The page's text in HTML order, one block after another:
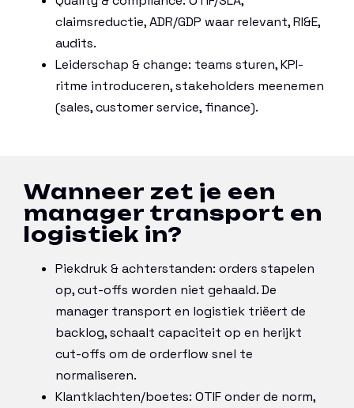
claimsreductie, ADR/GDP waar relevant, RI&E,
audits.
Leiderschap & change: teams sturen, KPI-
ritme introduceren, stakeholders meenemen
(sales, customer service, finance).
Wanneer zet je een
manager transport en
logistiek in?
Piekdruk & achterstanden: orders stapelen
op, cut-offs worden niet gehaald. De
manager transport en logistiek triëert de
backlog, schaalt capaciteit op en herijkt
cut-offs om de orderflow snel te
normaliseren.
Klantklachten/boetes: OTIF onder de norm,